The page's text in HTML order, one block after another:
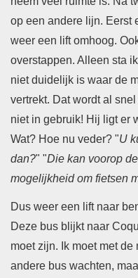
op een andere lijn. Eerst
weer een lift omhoog.
overstappen. Alleen sta
niet duidelijk is waar de
vertrekt. Dat wordt al
niet in gebruik! Hij ligt er
Wat? Hoe nu veder? "U
dan?" "Die kan voorop
mogelijkheid om fietsen
Dus weer een lift naar
Deze bus blijkt naar
moet zijn. Ik moet met
andere bus wachten,